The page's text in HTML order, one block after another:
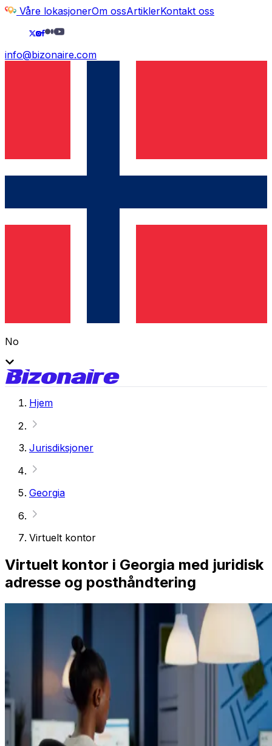
Våre lokasjonerOm ossArtiklerKontakt oss
info@bizonaire.com
No
Hjem
Jurisdiksjoner
Georgia
Virtuelt kontor
Virtuelt kontor i Georgia med juridisk
adresse og posthåndtering